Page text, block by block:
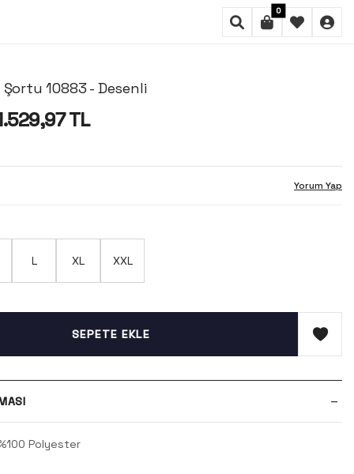
0
Şortu 10883 - Desenli
TL
Yorum Yap
L XL XXL
SEPETE EKLE
Polyester